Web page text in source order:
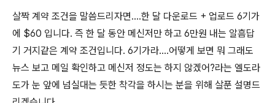
살짝 계약 조건을 말씀드리자면....한 달 다운로드 + 업로드 6기가
에 $60 입니다. 즉 한 달 동안 메신저만 하고 6만원 내는 알흠답
기 거지같은 계약 조건입니다. 6기가라....어떻게 보면 뭐 그래도
뉴스 보고 메일 확인하고 메신저 정도는 하지 않겠어?라는 엘도라
도가 눈 앞에 넘실대는 듯한 착각을 하시는 분을 위해 살푼 설명드